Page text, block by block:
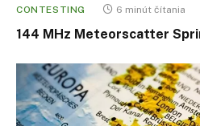
CONTESTING 6 minút čítania
144 MHz Meteorscatter